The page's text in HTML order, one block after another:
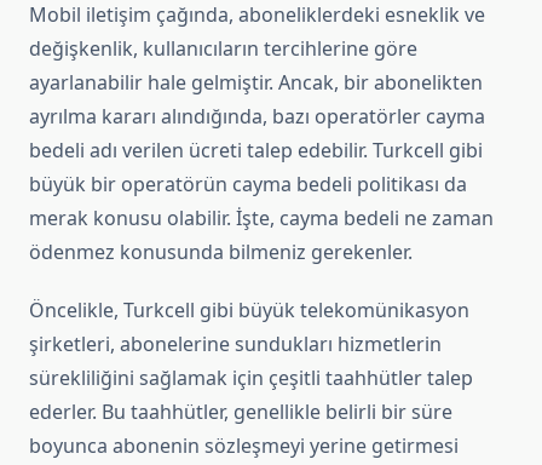
Mobil iletişim çağında, aboneliklerdeki esneklik ve
değişkenlik, kullanıcıların tercihlerine göre
ayarlanabilir hale gelmiştir. Ancak, bir abonelikten
ayrılma kararı alındığında, bazı operatörler cayma
bedeli adı verilen ücreti talep edebilir. Turkcell gibi
büyük bir operatörün cayma bedeli politikası da
merak konusu olabilir. İşte, cayma bedeli ne zaman
ödenmez konusunda bilmeniz gerekenler.
Öncelikle, Turkcell gibi büyük telekomünikasyon
şirketleri, abonelerine sundukları hizmetlerin
sürekliliğini sağlamak için çeşitli taahhütler talep
ederler. Bu taahhütler, genellikle belirli bir süre
boyunca abonenin sözleşmeyi yerine getirmesi